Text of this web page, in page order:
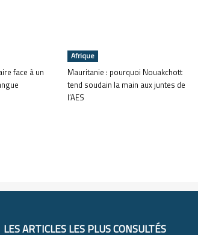
face à un
Afrique
Mauritanie : pourquoi Nouakchott
tend soudain la main aux juntes de
l’AES
LES ARTICLES LES PLUS CONSULTÉS